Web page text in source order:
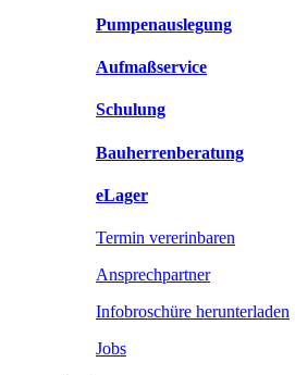
Pumpenauslegung
Aufmaßservice
Schulung
Bauherrenberatung
eLager
Termin vererinbaren
Ansprechpartner
Infobroschüre herunterladen
Jobs